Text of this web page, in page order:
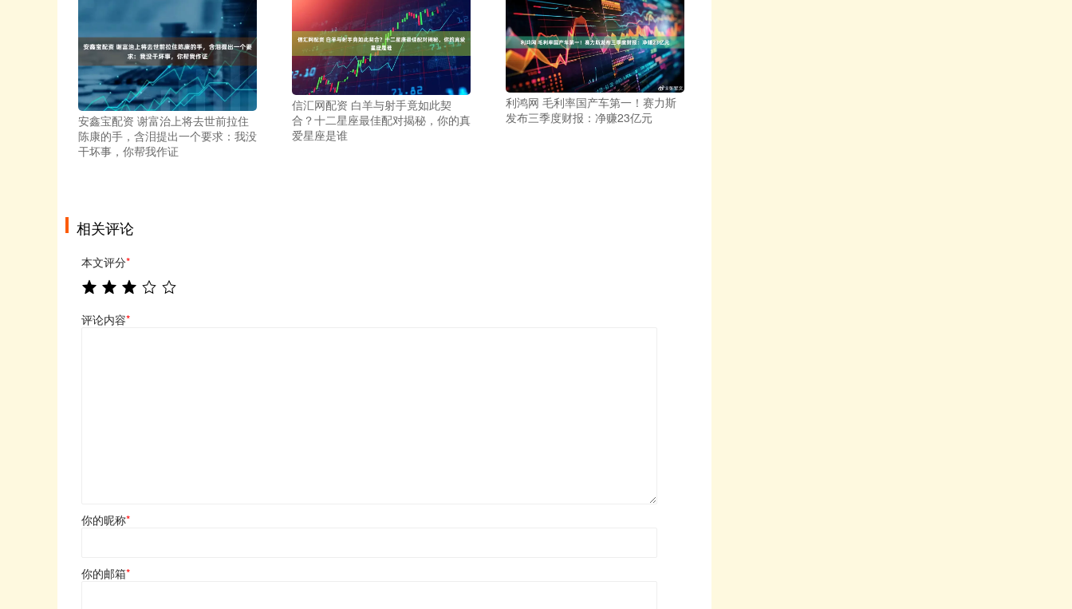
安鑫宝配资 谢富治上将去世前拉住
陈康的手，含泪提出一个要求：我没
干坏事，你帮我作证
信汇网配资 白羊与射手竟如此契
合？十二星座最佳配对揭秘，你的真
爱星座是谁
利鸿网 毛利率国产车第一！赛力斯
发布三季度财报：净赚23亿元
相关评论
本文评分*
评论内容*
你的昵称*
你的邮箱*